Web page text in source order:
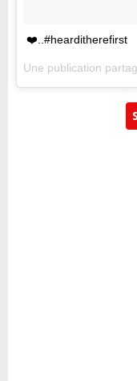
❤️..#hearditherefirst
Une publication